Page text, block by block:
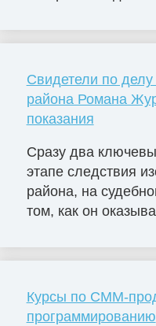
Свидетели по делу
района Романа
показания
Сразу два
этапе следствия
района, на
том, как он
Курсы по СММ-
программированию